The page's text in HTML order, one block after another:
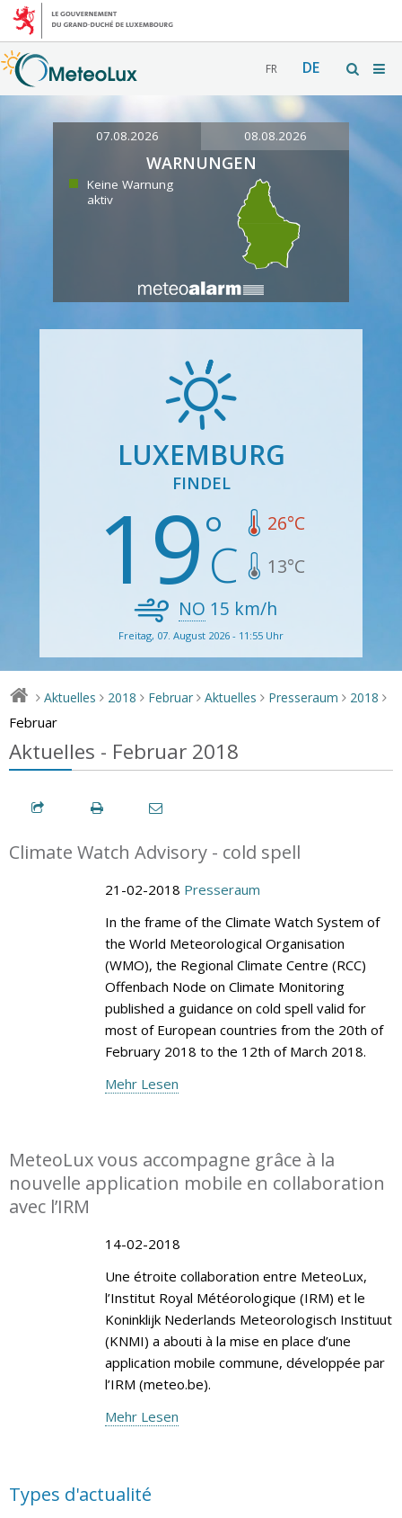
FR DE
07.08.2026 08.08.2026
WARNUNGEN
Keine Warnung
aktiv
LUXEMBURG
FINDEL
19 26°C
13°C
NO 15 km/h
Freitag, 07. August 2026 - 11:55 Uhr
> Aktuelles > 2018 > Februar > Aktuelles > Presseraum > 2018 >
Februar
Aktuelles - Februar 2018
Climate Watch Advisory - cold spell
21-02-2018 Presseraum
In the frame of the Climate Watch System of
the World Meteorological Organisation
(WMO), the Regional Climate Centre (RCC)
Offenbach Node on Climate Monitoring
published a guidance on cold spell valid for
most of European countries from the 20th of
February 2018 to the 12th of March 2018.
Mehr Lesen
MeteoLux vous accompagne grâce à la
nouvelle application mobile en collaboration
avec l’IRM
14-02-2018
Une étroite collaboration entre MeteoLux,
l’Institut Royal Météorologique (IRM) et le
Koninklijk Nederlands Meteorologisch Instituut
(KNMI) a abouti à la mise en place d’une
application mobile commune, développée par
l’IRM (meteo.be).
Mehr Lesen
Types d'actualité